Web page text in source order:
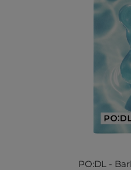
PO:DL -